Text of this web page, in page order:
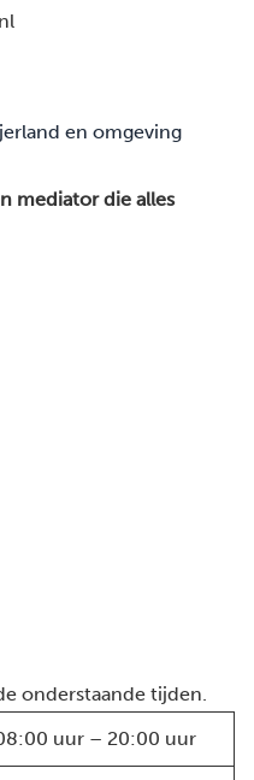
en omgeving
mediator die alles
onderstaande tijden.
uur – 20:00 uur